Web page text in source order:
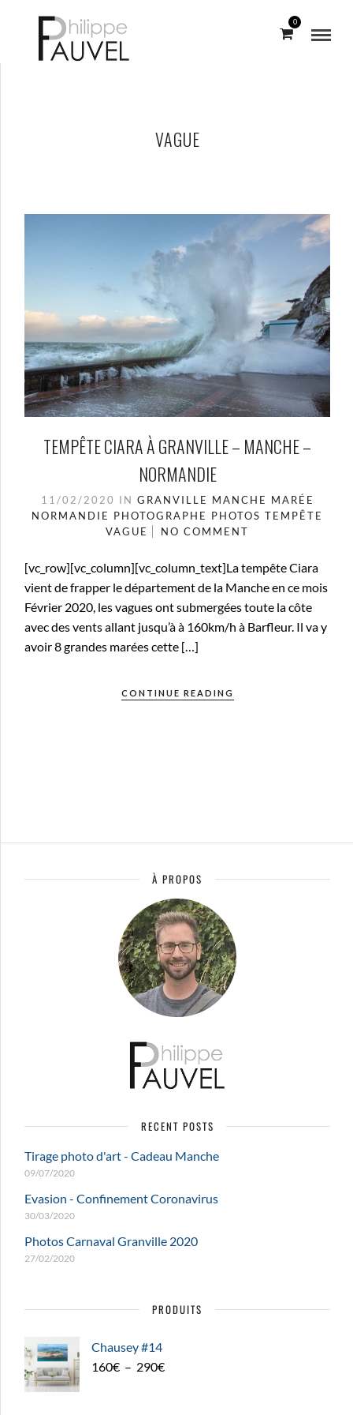
0
VAGUE
TEMPÊTE CIARA À GRANVILLE – MANCHE –
NORMANDIE
11/02/2020 IN GRANVILLE MANCHE MARÉE
NORMANDIE PHOTOGRAPHE PHOTOS TEMPÊTE
VAGUE
NO COMMENT
[vc_row][vc_column][vc_column_text]La tempête Ciara
vient de frapper le département de la Manche en ce mois
Février 2020, les vagues ont submergées toute la côte
avec des vents allant jusqu’à à 160km/h à Barfleur. Il va y
avoir 8 grandes marées cette […]
CONTINUE READING
À PROPOS
RECENT POSTS
Tirage photo d'art - Cadeau Manche
09/07/2020
Evasion - Confinement Coronavirus
30/03/2020
Photos Carnaval Granville 2020
27/02/2020
PRODUITS
Chausey #14
160€ – 290€Plage